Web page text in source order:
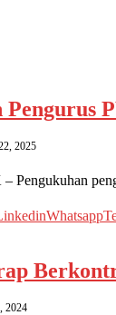
Pengurus
2025
Whatsapp
2024